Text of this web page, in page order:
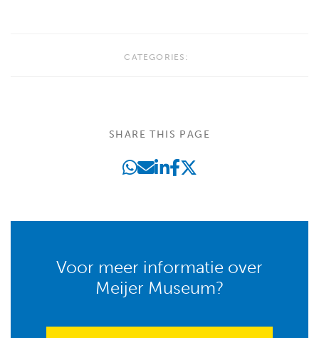
CATEGORIES:
SHARE THIS PAGE
Voor meer informatie over
Meijer Museum?